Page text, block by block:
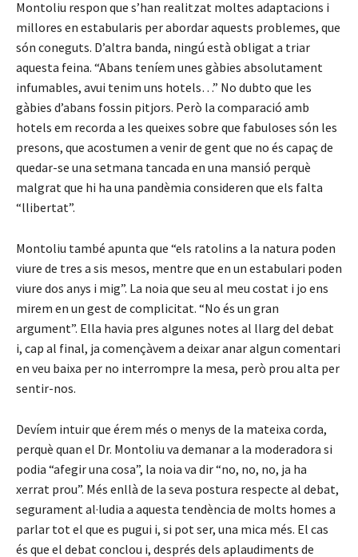
Montoliu respon que s’han realitzat moltes adaptacions i
millores en estabularis per abordar aquests problemes, que
són coneguts. D’altra banda, ningú està obligat a triar
aquesta feina. “Abans teníem unes gàbies absolutament
infumables, avui tenim uns hotels…” No dubto que les
gàbies d’abans fossin pitjors. Però la comparació amb
hotels em recorda a les queixes sobre que fabuloses són les
presons, que acostumen a venir de gent que no és capaç de
quedar-se una setmana tancada en una mansió perquè
malgrat que hi ha una pandèmia consideren que els falta
“llibertat”.
Montoliu també apunta que “els ratolins a la natura poden
viure de tres a sis mesos, mentre que en un estabulari poden
viure dos anys i mig”. La noia que seu al meu costat i jo ens
mirem en un gest de complicitat. “No és un gran
argument”. Ella havia pres algunes notes al llarg del debat
i, cap al final, ja començàvem a deixar anar algun comentari
en veu baixa per no interrompre la mesa, però prou alta per
sentir-nos.
Devíem intuir que érem més o menys de la mateixa corda,
perquè quan el Dr. Montoliu va demanar a la moderadora si
podia “afegir una cosa”, la noia va dir “no, no, no, ja ha
xerrat prou”. Més enllà de la seva postura respecte al debat,
segurament al·ludia a aquesta tendència de molts homes a
parlar tot el que es pugui i, si pot ser, una mica més. El cas
és que el debat conclou i, després dels aplaudiments de